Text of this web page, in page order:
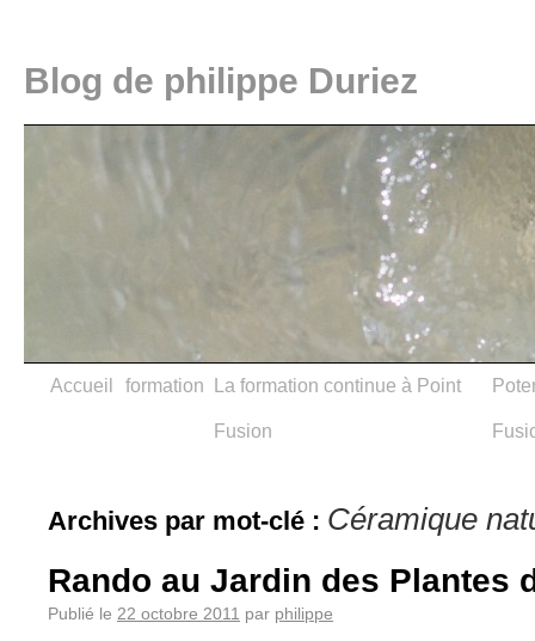
Blog de philippe Duriez
Accueil formation La formation continue à Point
Fusion
Archives par mot-clé : Céramique
Rando au Jardin des Plantes
Publié le 22 octobre 2011 par philippe